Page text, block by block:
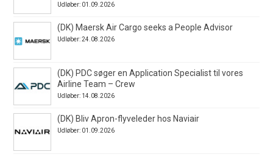
Udløber: 01.09.2026
(DK) Maersk Air Cargo seeks a People Advisor
Udløber: 24.08.2026
(DK) PDC søger en Application Specialist til vores
Airline Team – Crew
Udløber: 14.08.2026
(DK) Bliv Apron-flyveleder hos Naviair
Udløber: 01.09.2026